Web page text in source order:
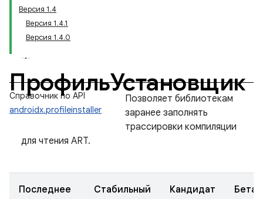
Версия 1.4
Версия 1.4.1
Версия 1.4.0
ПрофильУстановщик
Справочник по API
androidx.profileinstaller
Позволяет библиотекам
заранее заполнять
трассировки компиляции
для чтения ART.
Последнее
Стабильный
Кандидат
Бета-